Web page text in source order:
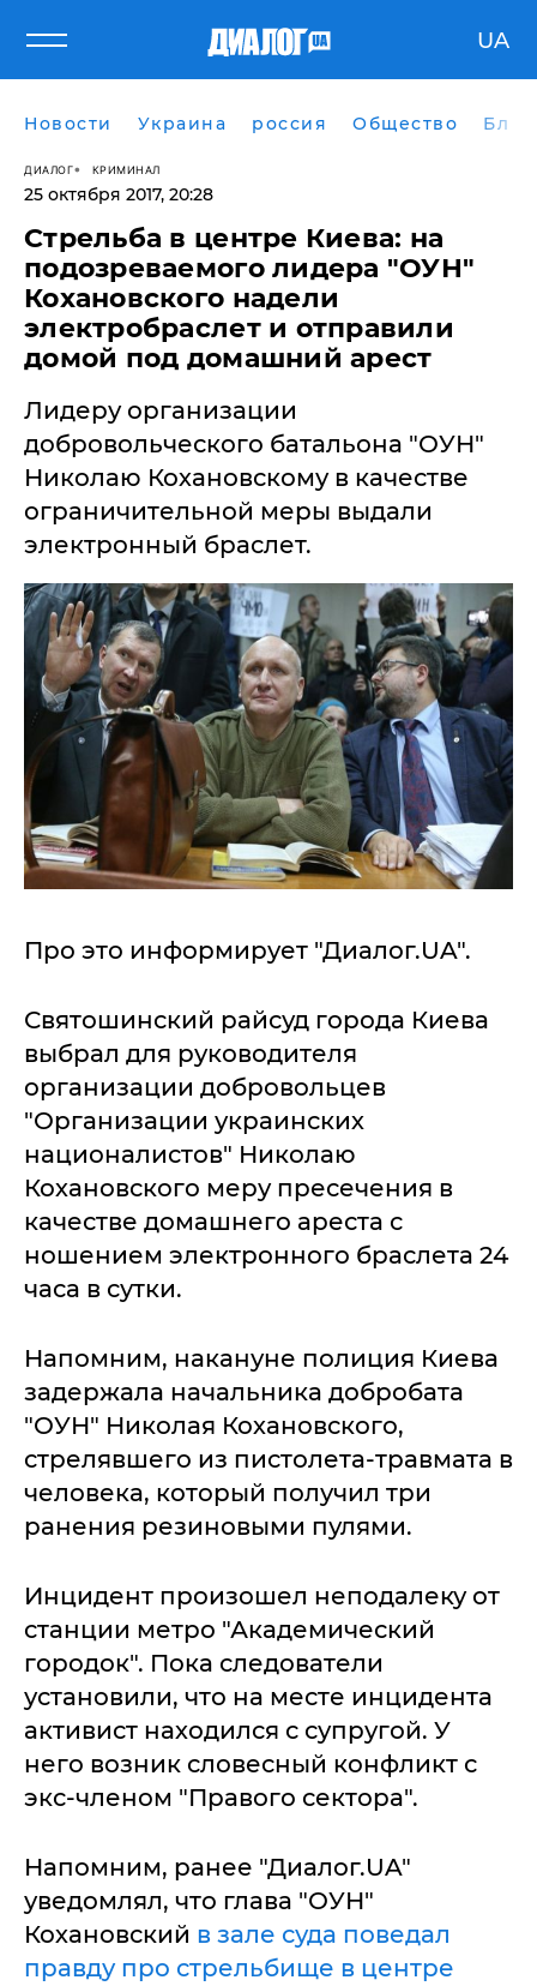
UA
Новости Украина россия Общество
ДИАЛОГ КРИМИНАЛ
25 октября 2017, 20:28
Стрельба в центре Киева: на
подозреваемого лидера "ОУН"
Кохановского надели
электробраслет и отправили
домой под домашний арест
Лидеру организации
добровольческого батальона "ОУН"
Николаю Кохановскому в качестве
ограничительной меры выдали
электронный браслет.
Про это информирует "Диалог.UA".
Святошинский райсуд города Киева
выбрал для руководителя
организации добровольцев
"Организации украинских
националистов" Николаю
Кохановского меру пресечения в
качестве домашнего ареста с
ношением электронного браслета 24
часа в сутки.
Напомним, накануне полиция Киева
задержала начальника добробата
"ОУН" Николая Кохановского,
стрелявшего из пистолета-травмата в
человека, который получил три
ранения резиновыми пулями.
Инцидент произошел неподалеку от
станции метро "Академический
городок". Пока следователи
установили, что на месте инцидента
активист находился с супругой. У
него возник словесный конфликт с
экс-членом "Правого сектора".
Напомним, ранее "Диалог.UA"
уведомлял, что глава "ОУН"
Кохановский в зале суда поведал
правду про стрельбище в центре